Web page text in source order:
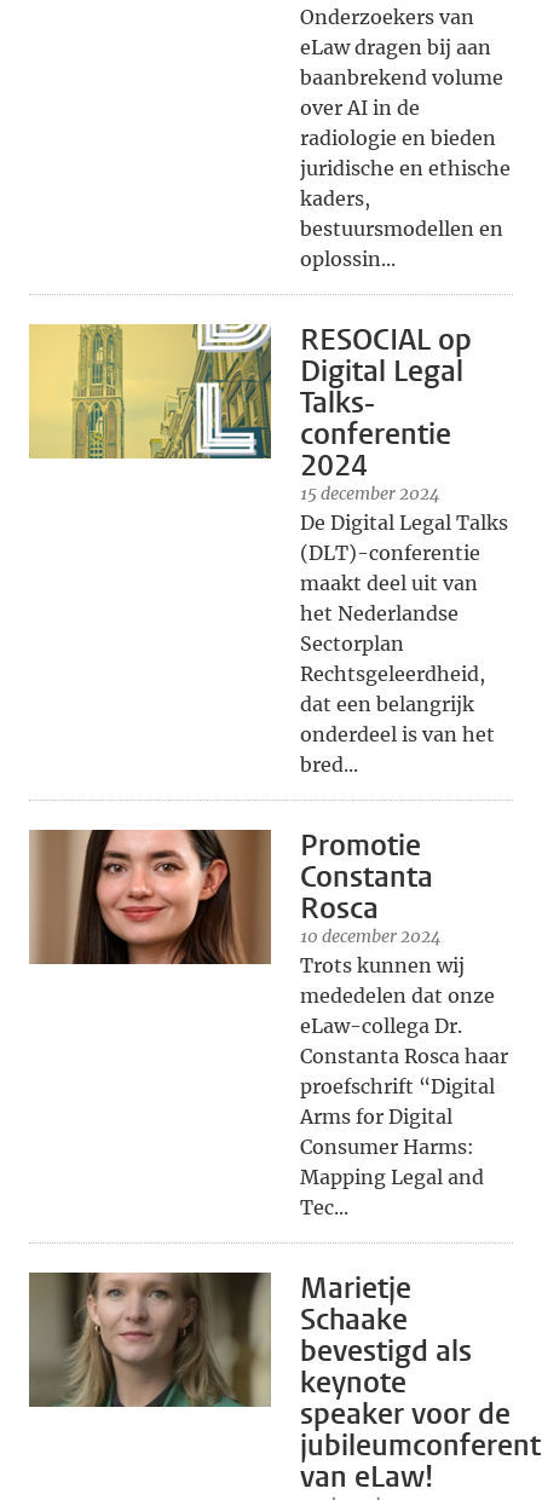
Onderzoekers van
eLaw dragen bij aan
baanbrekend volume
over AI in de
radiologie en bieden
juridische en ethische
kaders,
bestuursmodellen en
oplossin...
RESOCIAL op
Digital Legal
Talks-
conferentie
2024
15 december 2024
De Digital Legal Talks
(DLT)-conferentie
maakt deel uit van
het Nederlandse
Sectorplan
Rechtsgeleerdheid,
dat een belangrijk
onderdeel is van het
bred...
Promotie
Constanta
Rosca
10 december 2024
Trots kunnen wij
mededelen dat onze
eLaw-collega Dr.
Constanta Rosca haar
proefschrift “Digital
Arms for Digital
Consumer Harms:
Mapping Legal and
Tec...
Marietje
Schaake
bevestigd als
keynote
speaker voor de
van eLaw!